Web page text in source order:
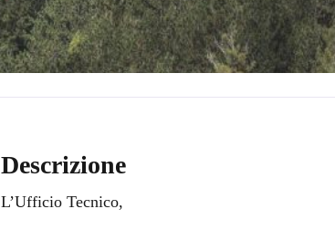
Descrizione
L’Ufficio Tecnico,